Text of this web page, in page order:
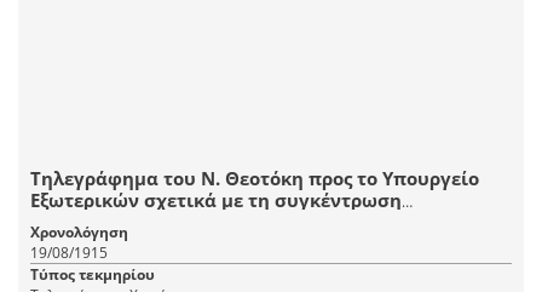
Τηλεγράφημα του Ν. Θεοτόκη προς το Υπουργείο
Εξωτερικών σχετικά με τη συγκέντρωση
αυστριακών στρατευμάτων στα Καρπάθια.
Χρονολόγηση
19/08/1915
Τύπος τεκμηρίου